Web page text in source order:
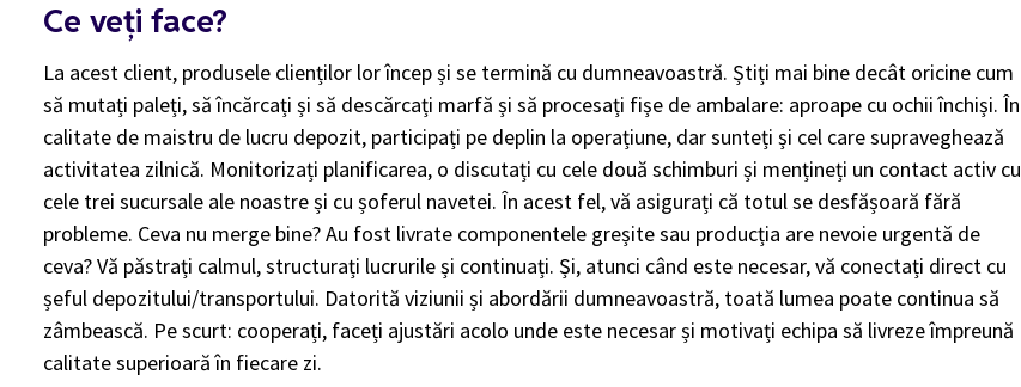
Ce veți face?
La acest client, produsele clienților lor încep și se termină cu dumneavoastră. Știți mai bine decât oricine cum
să mutați paleți, să încărcați și să descărcați marfă și să procesați fișe de ambalare: aproape cu ochii închiși. În
calitate de maistru de lucru depozit, participați pe deplin la operațiune, dar sunteți și cel care supraveghează
activitatea zilnică. Monitorizați planificarea, o discutați cu cele două schimburi și mențineți un contact activ cu
cele trei sucursale ale noastre și cu șoferul navetei. În acest fel, vă asigurați că totul se desfășoară fără
probleme. Ceva nu merge bine? Au fost livrate componentele greșite sau producția are nevoie urgentă de
ceva? Vă păstrați calmul, structurați lucrurile și continuați. Și, atunci când este necesar, vă conectați direct cu
șeful depozitului/transportului. Datorită viziunii și abordării dumneavoastră, toată lumea poate continua să
zâmbească. Pe scurt: cooperați, faceți ajustări acolo unde este necesar și motivați echipa să livreze împreună
calitate superioară în fiecare zi.